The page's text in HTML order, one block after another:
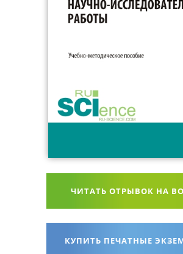
ЧИТАТЬ ОТРЫВОК НА
КУПИТЬ ПЕЧАТНЫЕ